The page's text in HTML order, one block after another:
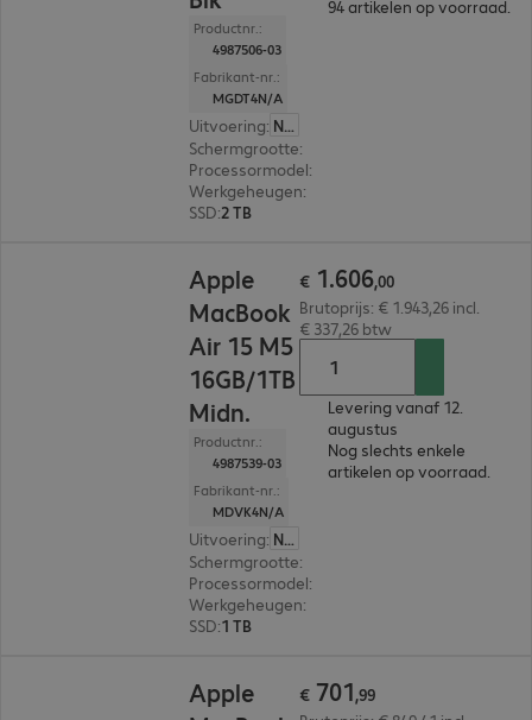
Productnr.:
4987506-03
Fabrikant-nr.:
MGDT4N/A
Uitvoering:
Nederland
Schermgrootte:
Processormodel:
Werkgeheugen:
SSD:2 TB
94 artikelen op voorraad.
Apple
MacBook
Air 15 M5
16GB/1TB
Midn.
Productnr.:
4987539-03
Fabrikant-nr.:
MDVK4N/A
Uitvoering:
Nederland
Schermgrootte:
Processormodel:
Werkgeheugen:
SSD:1 TB
€ 1.606,00
Brutoprijs: € 1.943,26 incl.
€ 337,26 btw
Levering vanaf 12.
augustus
Nog slechts enkele
artikelen op voorraad.
Apple
€ 701,99